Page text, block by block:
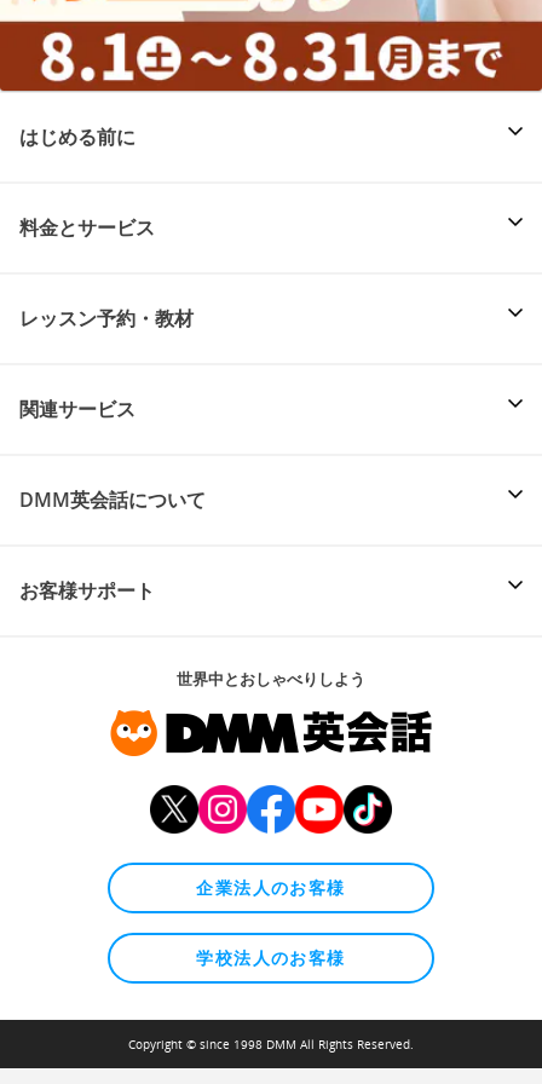
はじめる前に
料金とサービス
レッスン予約・教材
関連サービス
DMM英会話について
お客様サポート
世界中とおしゃべりしよう
企業法人のお客様
学校法人のお客様
Copyright © since 1998 DMM All Rights Reserved.